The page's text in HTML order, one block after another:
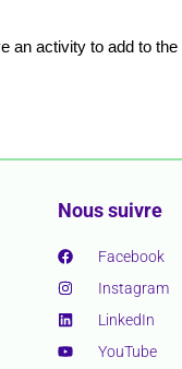
an activity to add to
Nous suivre
Facebook
Instagram
LinkedIn
YouTube